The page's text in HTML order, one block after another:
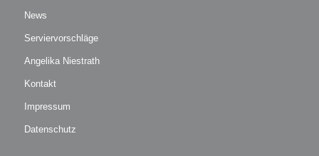
News
Serviervorschläge
Angelika Niestrath
Kontakt
Impressum
Datenschutz